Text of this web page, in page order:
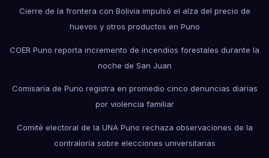
Cierre de la frontera con Bolivia impulsó el alza del precio de
huevos y otros productos en Puno
COER Puno reporta incremento de incendios forestales durante la
noche de San Juan
Comisaría de Puno registra en promedio cinco denuncias diarias
por violencia familiar
Comité electoral de la UNA Puno rechaza observaciones de la
contraloría sobre elecciones universitarias